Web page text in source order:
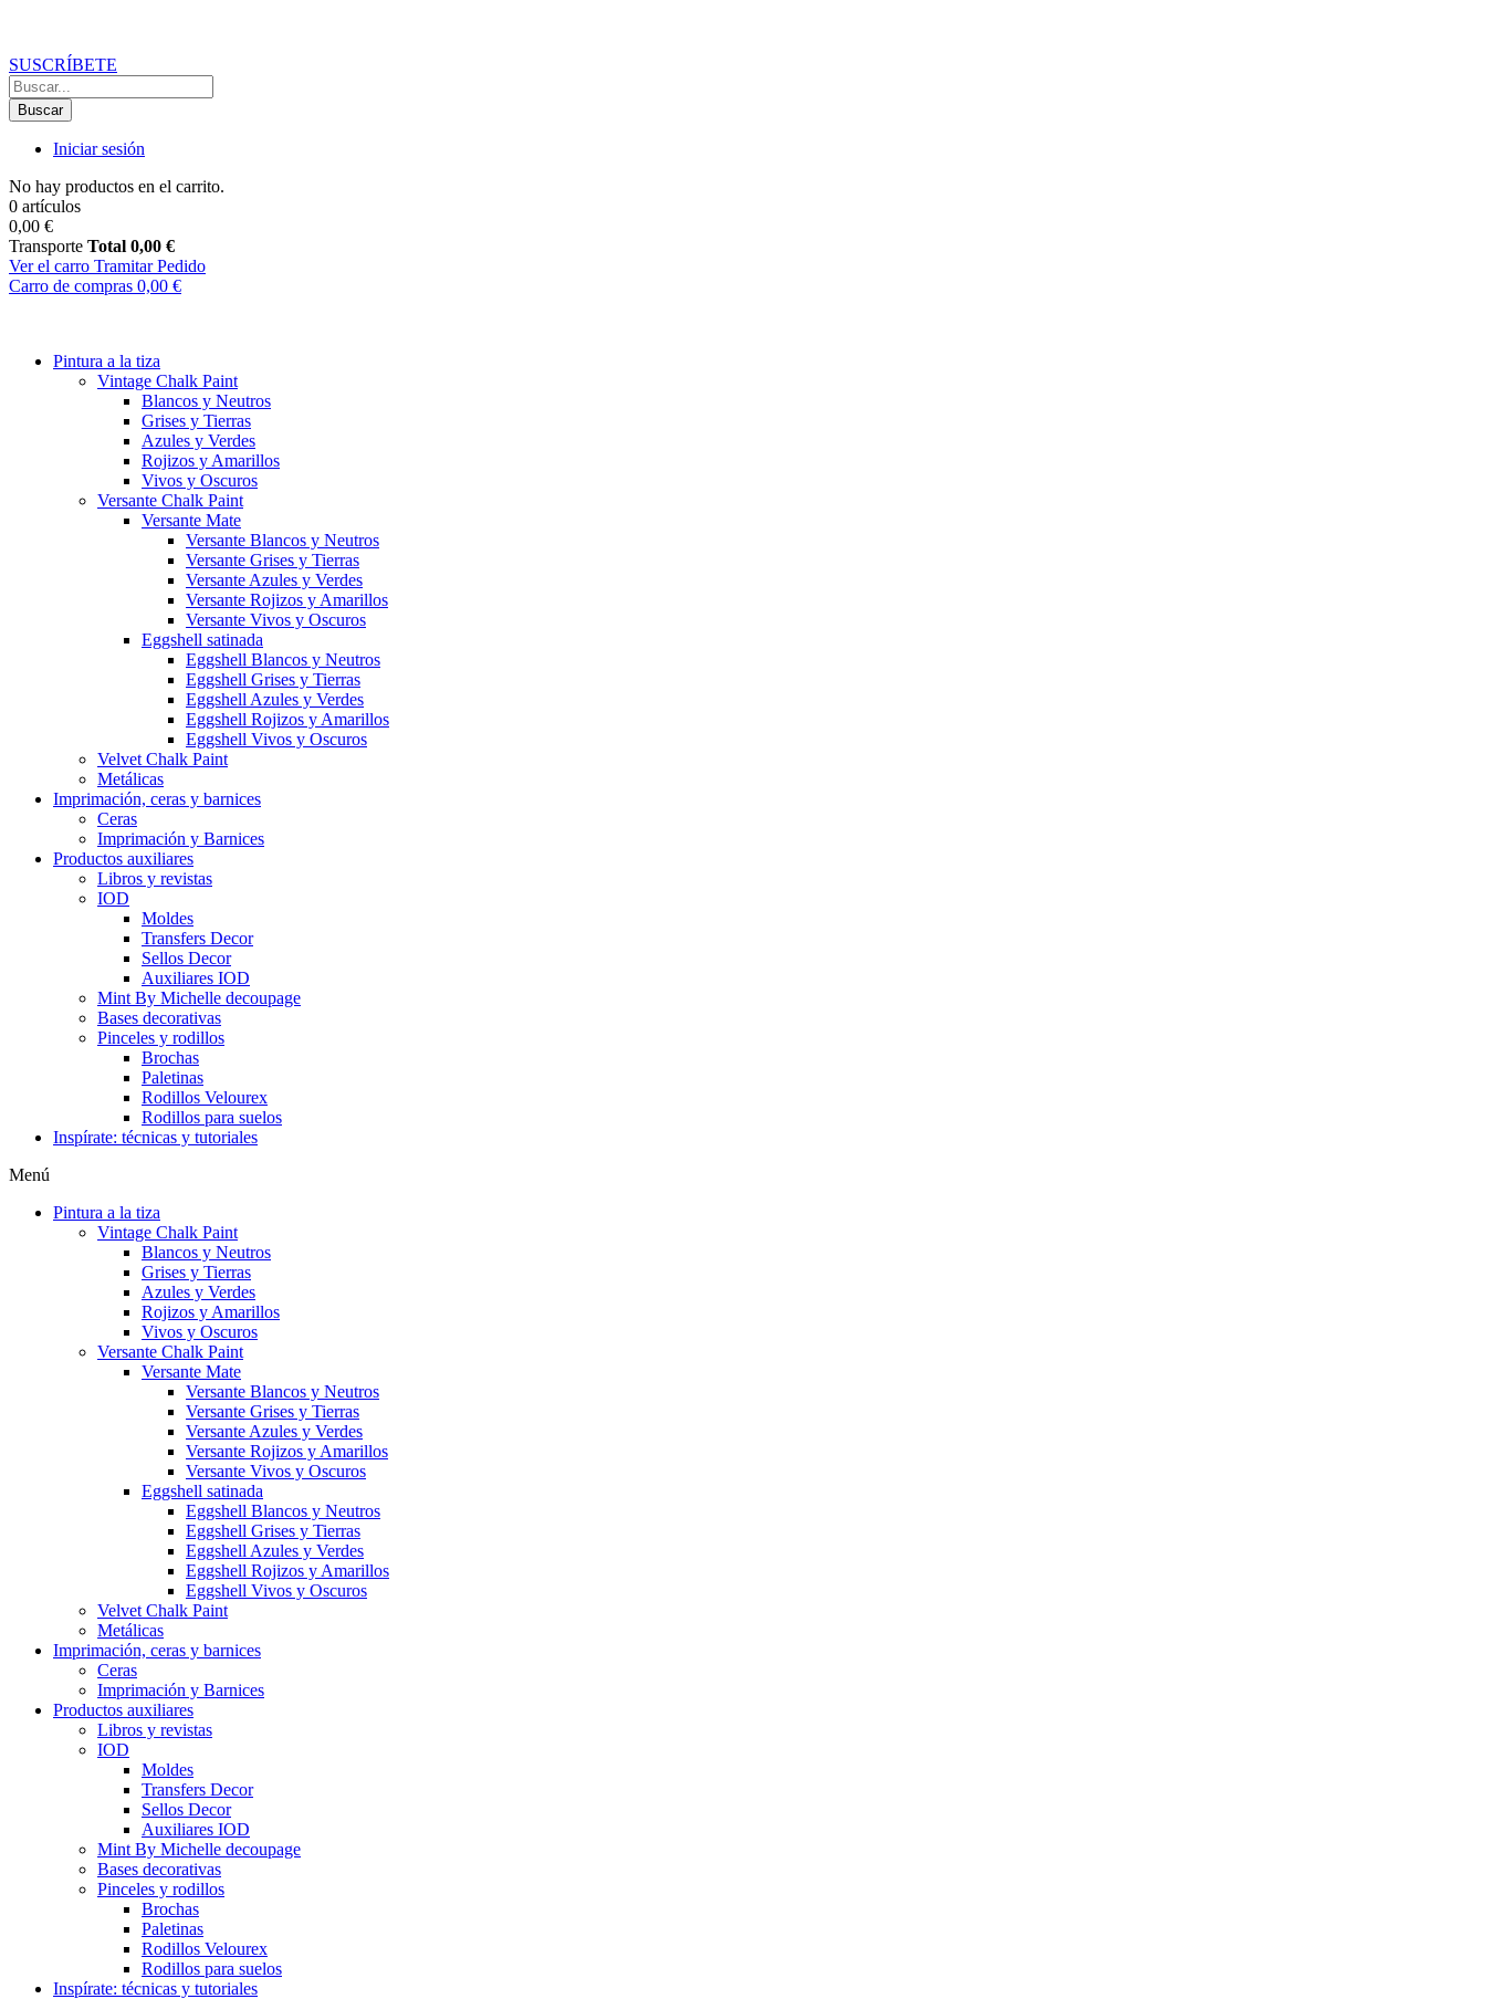
SUSCRÍBETE
Buscar
Iniciar sesión
No hay productos en el carrito.
0 artículos
0,00 €
Transporte Total 0,00 €
Ver el carro Tramitar Pedido
Carro de compras 0,00 €
Pintura a la tiza
Vintage Chalk Paint
Blancos y Neutros
Grises y Tierras
Azules y Verdes
Rojizos y Amarillos
Vivos y Oscuros
Versante Chalk Paint
Versante Mate
Versante Blancos y Neutros
Versante Grises y Tierras
Versante Azules y Verdes
Versante Rojizos y Amarillos
Versante Vivos y Oscuros
Eggshell satinada
Eggshell Blancos y Neutros
Eggshell Grises y Tierras
Eggshell Azules y Verdes
Eggshell Rojizos y Amarillos
Eggshell Vivos y Oscuros
Velvet Chalk Paint
Metálicas
Imprimación, ceras y barnices
Ceras
Imprimación y Barnices
Productos auxiliares
Libros y revistas
IOD
Moldes
Transfers Decor
Sellos Decor
Auxiliares IOD
Mint By Michelle decoupage
Bases decorativas
Pinceles y rodillos
Brochas
Paletinas
Rodillos Velourex
Rodillos para suelos
Inspírate: técnicas y tutoriales
Menú
Pintura a la tiza
Vintage Chalk Paint
Blancos y Neutros
Grises y Tierras
Azules y Verdes
Rojizos y Amarillos
Vivos y Oscuros
Versante Chalk Paint
Versante Mate
Versante Blancos y Neutros
Versante Grises y Tierras
Versante Azules y Verdes
Versante Rojizos y Amarillos
Versante Vivos y Oscuros
Eggshell satinada
Eggshell Blancos y Neutros
Eggshell Grises y Tierras
Eggshell Azules y Verdes
Eggshell Rojizos y Amarillos
Eggshell Vivos y Oscuros
Velvet Chalk Paint
Metálicas
Imprimación, ceras y barnices
Ceras
Imprimación y Barnices
Productos auxiliares
Libros y revistas
IOD
Moldes
Transfers Decor
Sellos Decor
Auxiliares IOD
Mint By Michelle decoupage
Bases decorativas
Pinceles y rodillos
Brochas
Paletinas
Rodillos Velourex
Rodillos para suelos
Inspírate: técnicas y tutoriales